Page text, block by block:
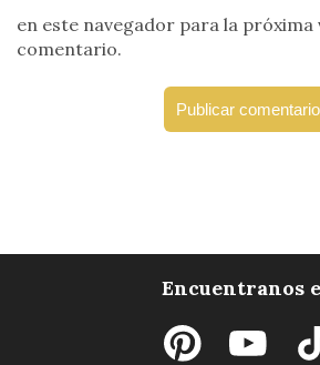
en este navegador para la próxima
comentario.
Encuentranos